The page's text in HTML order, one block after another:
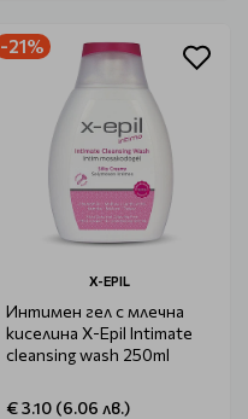
-21%
X-EPIL
Интимен гел с млечна
киселина X-Epil Intimate
cleansing wash 250ml
€ 3.10 (6.06 лв.)